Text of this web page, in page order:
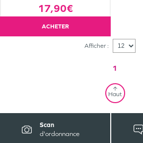
17,90€
ACHETER
Afficher :
1
Haut
Scan
d'ordonnance